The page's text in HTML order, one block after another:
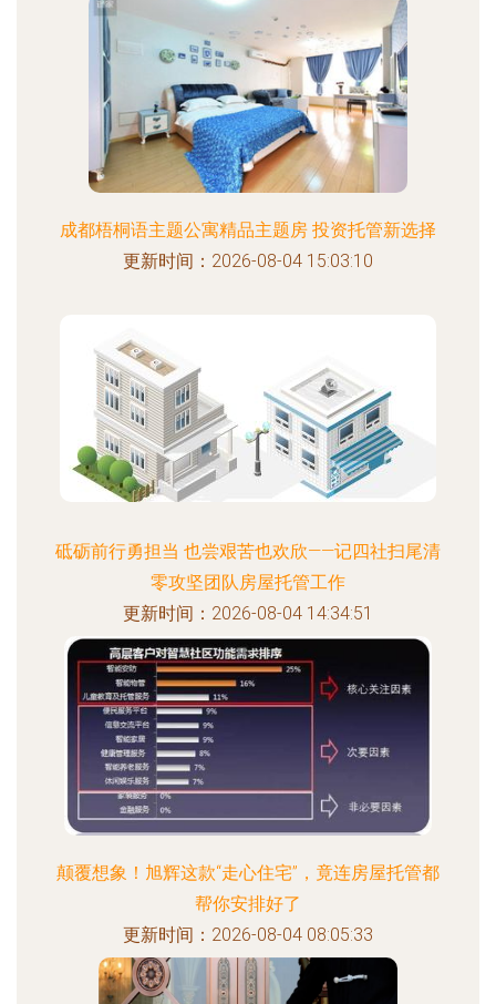
成都梧桐语主题公寓精品主题房 投资托管新选择
更新时间：2026-08-04 15:03:10
砥砺前行勇担当 也尝艰苦也欢欣——记四社扫尾清
零攻坚团队房屋托管工作
更新时间：2026-08-04 14:34:51
颠覆想象！旭辉这款“走心住宅”，竟连房屋托管都
帮你安排好了
更新时间：2026-08-04 08:05:33